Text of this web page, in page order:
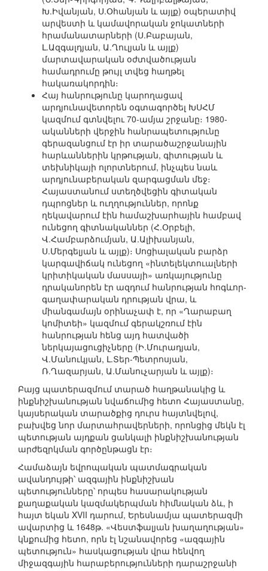
Խ.Իվանյան, Ս.Օհանյան և այլք) օպերատիվ
արվեստի և կամավորական ջոկատների
հրամանատարների (Ս.Բաբայան,
Լ.Ազգալդյան, Ա.Ղուլյան և այլք)
մարտավարական օժտվածության
համադրումը թույլ տվեց հաղթել
հակառակորդին։
Հայ հանրությունը կարողացավ
արդյունավետորեն օգտագործել ԽՍՀՄ
կազմում գտնվելու 70-ամյա շրջանը։ 1980-
ականների վերջին հանրապետությունը
գերազանցում էր իր տարածաշրջանային
հարևաններին կրթության, գիտության և
տեխնիկայի ոլորտներում, ինչպես նաև
արդյունաբերական զարգացման մեջ։
Հայաստանում ստեղծվեցին գիտական
դպրոցներ և ուղղություններ, որոնք
ղեկավարում էին համաշխարհային համբավ
ունեցող գիտնականներ (Հ.Օրբելի,
Վ.Համբարձումյան, Ա.Ալիխանյան,
Ս.Մերգելյան և այլք)։ Սոցիալական բարձր
կարգավիճակ ունեցող «ինտելեկտուալների
կրիտիկական մասսայի» առկայությունը
դրականորեն էր ազդում հանրության հոգևոր-
գաղափարական դրության վրա, և
միանգամայն օրինաչափ է, որ «Ղարաբաղ
կոմիտեի» կազմում գերակշռում էին
հանրության հենց այդ հատվածի
ներկայացուցիչները (Ի.Մուրադյան,
Վ.Մանուկյան, Լ.Տեր-Պետրոսյան,
Ռ.Ղազարյան, Ա.Մանուչարյան և այլք)։
Բայց պատերազմում տարած հաղթանակից և
ինքնիշխանության նվաճումից հետո Հայաստանը,
կայսերական տարածքից դուրս հայտնվելով,
բախվեց նոր մարտահրավերների, որոնցից մեկն էլ
պետության այդքան ցանկալի ինքնիշխանության
արժեզրկման գործընթացն էր։
Համաձայն եվրոպական պատմագրական
ավանդույթի՝ ազգային ինքնիշխան
պետությունները՝ որպես հասարակության
քաղաքական կազմակերպման հիմնական ձև, ի
հայտ եկան XVII դարում, Երեսնամյա պատերազմի
ավարտից և 1648թ. «Վեստֆալյան խաղաղության»
կնքումից հետո, որն էլ նշանավորեց «ազգային
պետություն» հասկացության վրա հենվող
միջազգային հարաբերությունների դարաշրջանի